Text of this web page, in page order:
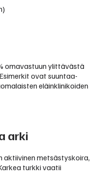
omavastuun ylittävästä
ovat suuntaa-
eläinklinikoiden
arki
aktiivinen metsästyskoira,
turkki vaatii